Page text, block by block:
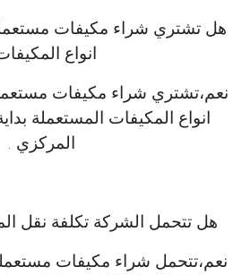
هل تشتري شراء مكيفات
انواع
نعم،تشتري شراء مكيفات
انواع المكيفات المستعملة
المركزي .
هل تتحمل الشركة تكلفة نقل
نعم،تتحمل شراء مكيفات